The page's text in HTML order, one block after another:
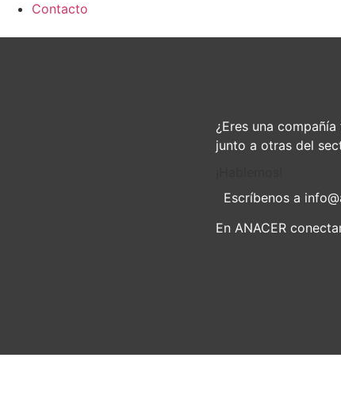
Contacto
¿Eres una
junto a otras del
Escríbenos a
En ANACER